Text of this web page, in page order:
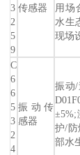
3
2
5
9
传感器
用场
水生
现场
C
6
6
5
3
2
4
振动传
感器
振动/
±5%;
护/防
部水